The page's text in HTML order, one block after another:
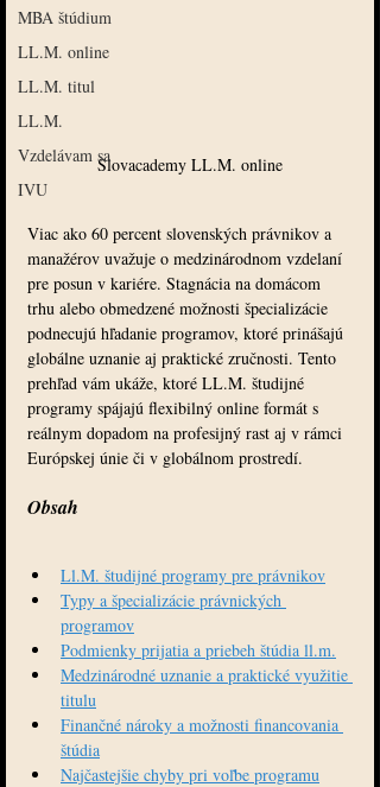
MBA štúdium
LL.M. online
LL.M. titul
LL.M.
Vzdelávam sa
IVU
Slovacademy LL.M. online
Viac ako 60 percent slovenských právnikov a
manažérov uvažuje o medzinárodnom vzdelaní
pre posun v kariére. Stagnácia na domácom
trhu alebo obmedzené možnosti špecializácie
podnecujú hľadanie programov, ktoré prinášajú
globálne uznanie aj praktické zručnosti. Tento
prehľad vám ukáže, ktoré LL.M. študijné
programy spájajú flexibilný online formát s
reálnym dopadom na profesijný rast aj v rámci
Európskej únie či v globálnom prostredí.
Obsah
Ll.M. študijné programy pre právnikov
Typy a špecializácie právnických
programov
Podmienky prijatia a priebeh štúdia ll.m.
Medzinárodné uznanie a praktické využitie
titulu
Finančné nároky a možnosti financovania
štúdia
Najčastejšie chyby pri voľbe programu